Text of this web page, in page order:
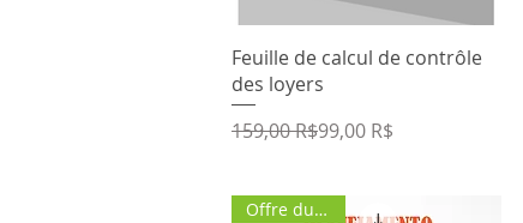
Aperçu rapide
Feuille de calcul de contrôle
des loyers
Prix original
159,00 R$
Prix promotionnel
99,00 R$
Offre du jour